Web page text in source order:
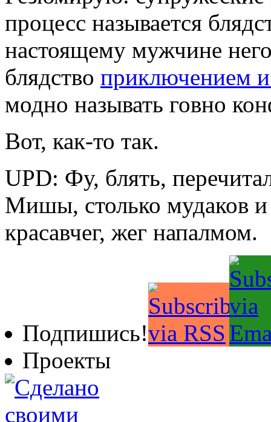
процесс называется
настоящему мужчине
блядство приключением
модно называть говно
Вот, как-то так.
UPD: Фу, блять,
Мишы, столько мудаков
красавчег, жег напалмом.
Подпишись!
Проекты